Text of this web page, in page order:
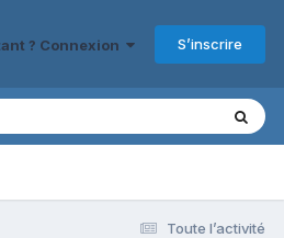
? Connexion S’inscrire
Toute l’activité